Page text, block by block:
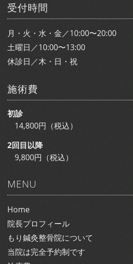
受付時間
月・火・水・金／10:00〜20:00
土曜日／10:00〜13:00
休診日／木・日・祝
施術費
初診
14,800円（税込）
2回目以降
9,800円（税込）
MENU
Home
院長プロフィール
もり鍼灸整骨院について
当院は完全予約制です